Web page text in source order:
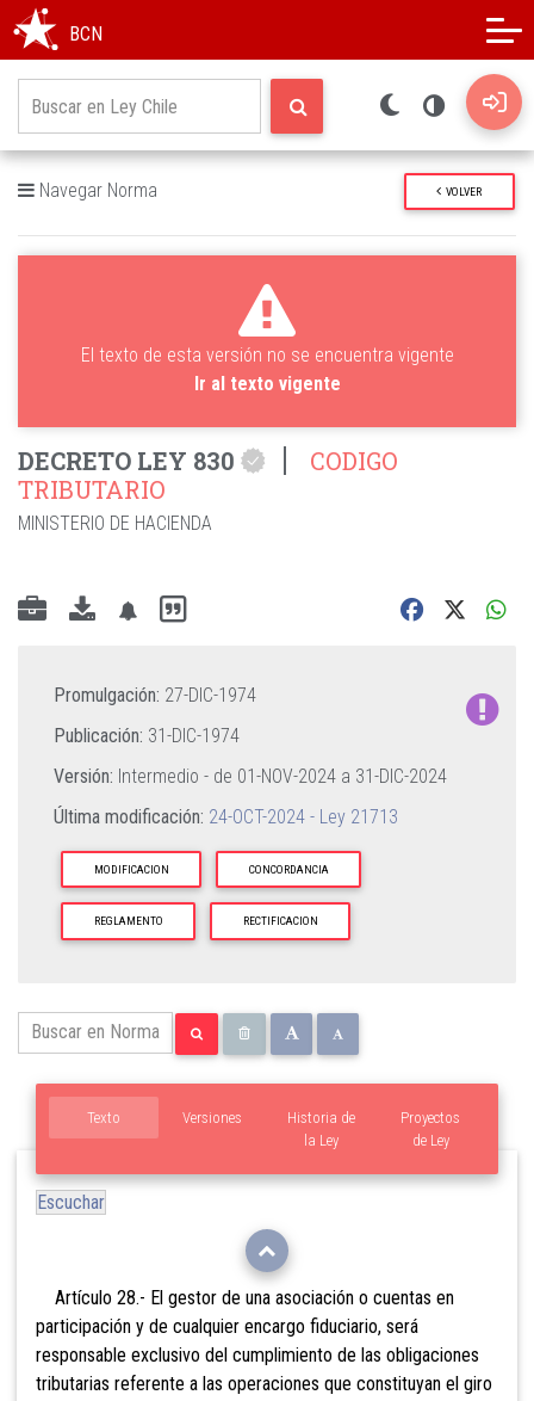
BCN
Navegar Norma VOLVER
El texto de esta versión no se encuentra vigente
Ir al texto vigente
DECRETO LEY 830
CODIGO
TRIBUTARIO
MINISTERIO DE HACIENDA
Promulgación: 27-DIC-1974
Publicación: 31-DIC-1974
Versión: Intermedio - de 01-NOV-2024 a 31-DIC-2024
Última modificación: 24-OCT-2024 - Ley 21713
MODIFICACION CONCORDANCIA
REGLAMENTO RECTIFICACION
Texto Versiones
Proyectos
de Ley
Historia de
la Ley
Escuchar
Artículo 28.- El gestor de una asociación o cuentas en
participación y de cualquier encargo fiduciario, será
responsable exclusivo del cumplimiento de las obligaciones
tributarias referente a las operaciones que constituyan el giro